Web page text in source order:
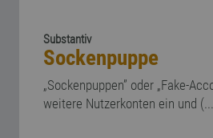
Substantiv
Sockenpuppe
„Sockenpuppen” oder „Fake-
weitere Nutzerkonten ein und